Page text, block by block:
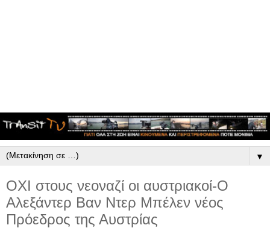
▼
ΟΧΙ στους νεοναζί οι αυστριακοί-Ο
Αλεξάντερ Βαν Ντερ Μπέλεν νέος
Πρόεδρος της Αυστρίας